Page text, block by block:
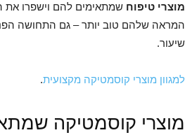
מוצרי טיפוח שמתאימים להם וישפרו
המראה שלהם טוב יותר – גם התחושה
שיעור.
למגוון מוצרי קוסמטיקה מקצועית.
מוצרי קוסמטיקה